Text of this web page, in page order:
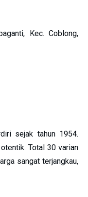
Kec. Coblong,
sejak tahun 1954.
Total 30 varian
sangat terjangkau,